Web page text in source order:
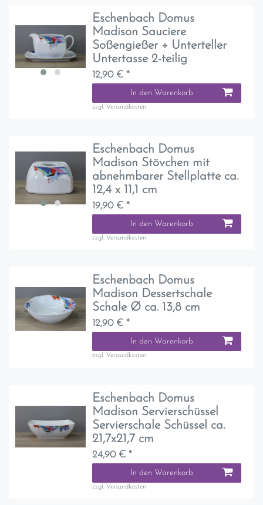
Eschenbach Domus
Madison Sauciere
Soßengießer + Unterteller
Untertasse 2-teilig
12,90 € *
In den Warenkorb
zzgl. Versandkosten
Eschenbach Domus
Madison Stövchen mit
abnehmbarer Stellplatte ca.
12,4 x 11,1 cm
19,90 € *
In den Warenkorb
zzgl. Versandkosten
Eschenbach Domus
Madison Dessertschale
Schale Ø ca. 13,8 cm
12,90 € *
In den Warenkorb
zzgl. Versandkosten
Eschenbach Domus
Madison Servierschüssel
Servierschale Schüssel ca.
21,7x21,7 cm
24,90 € *
In den Warenkorb
zzgl. Versandkosten